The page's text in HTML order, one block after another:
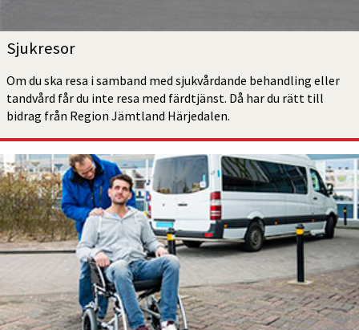
Sjukresor
Om du ska resa i samband med sjukvårdande behandling eller
tandvård får du inte resa med färdtjänst. Då har du rätt till
bidrag från Region Jämtland Härjedalen.